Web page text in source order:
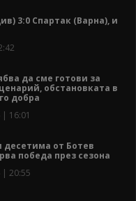
3:0 Спартак (Варна), и
да сме готови за
обстановката в
добра
| 16:01
десетима от Ботев
победа през сезона
| 20:55